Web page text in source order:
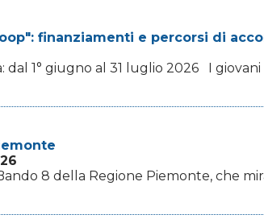
finanziamenti e percorsi di
dal 1° giugno al 31 luglio 2026 I
8 della Regione Piemonte, che